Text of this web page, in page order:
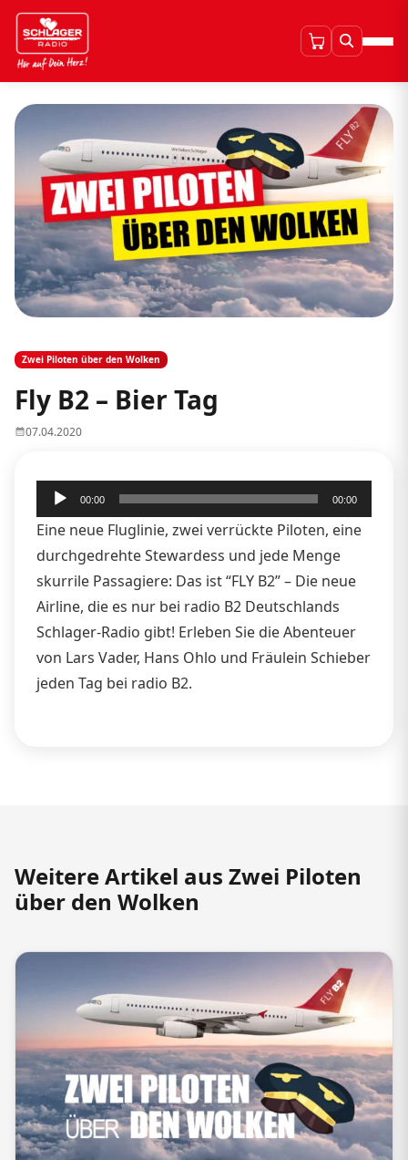
Zwei Piloten über den Wolken
Fly B2 – Bier Tag
07.04.2020
Audio-
Player
00:00 00:00
Eine neue Fluglinie, zwei verrückte Piloten, eine
durchgedrehte Stewardess und jede Menge
skurrile Passagiere: Das ist “FLY B2” – Die neue
Airline, die es nur bei radio B2 Deutschlands
Schlager-Radio gibt! Erleben Sie die Abenteuer
von Lars Vader, Hans Ohlo und Fräulein Schieber
jeden Tag bei radio B2.
Weitere Artikel aus Zwei Piloten
über den Wolken